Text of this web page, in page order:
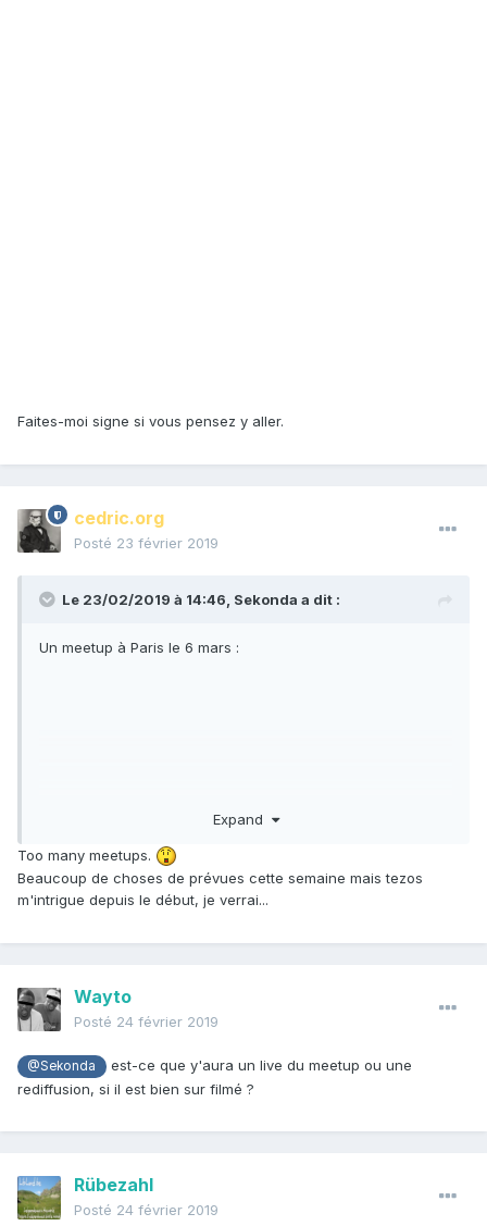
Faites-moi signe si vous pensez y aller.
cedric.org
Posté 23 février 2019
Le 23/02/2019 à 14:46, Sekonda a dit :
Un meetup à Paris le 6 mars :
Faites-moi signe si vous pensez y aller.
Expand
Too many meetups.
Beaucoup de choses de prévues cette semaine mais tezos
m'intrigue depuis le début, je verrai...
Wayto
Posté 24 février 2019
@Sekonda
est-ce que y'aura un live du meetup ou une
rediffusion, si il est bien sur filmé ?
Rübezahl
Posté 24 février 2019